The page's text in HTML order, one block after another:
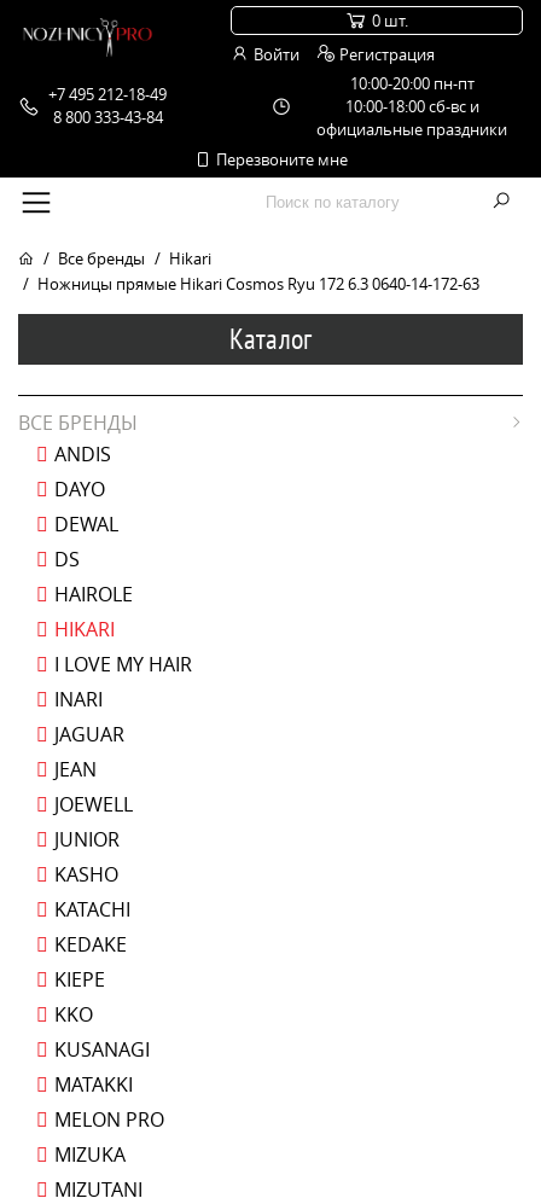
+7 495 212-18-49
8 800 333-43-84
10:00-20:00 пн-пт
10:00-18:00 сб-вс и
официальные праздники
Перезвоните мне
0 шт.
Войти
Регистрация
Все бренды
Hikari
Ножницы прямые Hikari Cosmos Ryu 172 6.3 0640-14-172-63
Каталог
ВСЕ БРЕНДЫ
ANDIS
DAYO
DEWAL
DS
HAIROLE
HIKARI
I LOVE MY HAIR
INARI
JAGUAR
JEAN
JOEWELL
JUNIOR
KASHO
KATACHI
KEDAKE
KIEPE
KKO
KUSANAGI
MATAKKI
MELON PRO
MIZUKA
MIZUTANI